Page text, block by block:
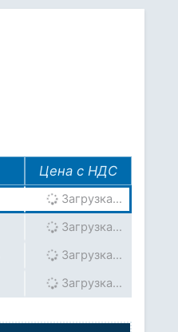
Цена с НДС
Загрузка…
Загрузка…
Загрузка…
Загрузка…